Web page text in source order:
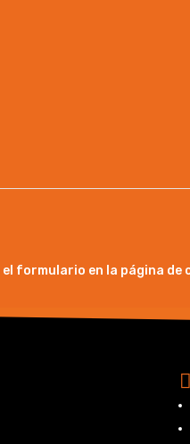
formulario en la página de